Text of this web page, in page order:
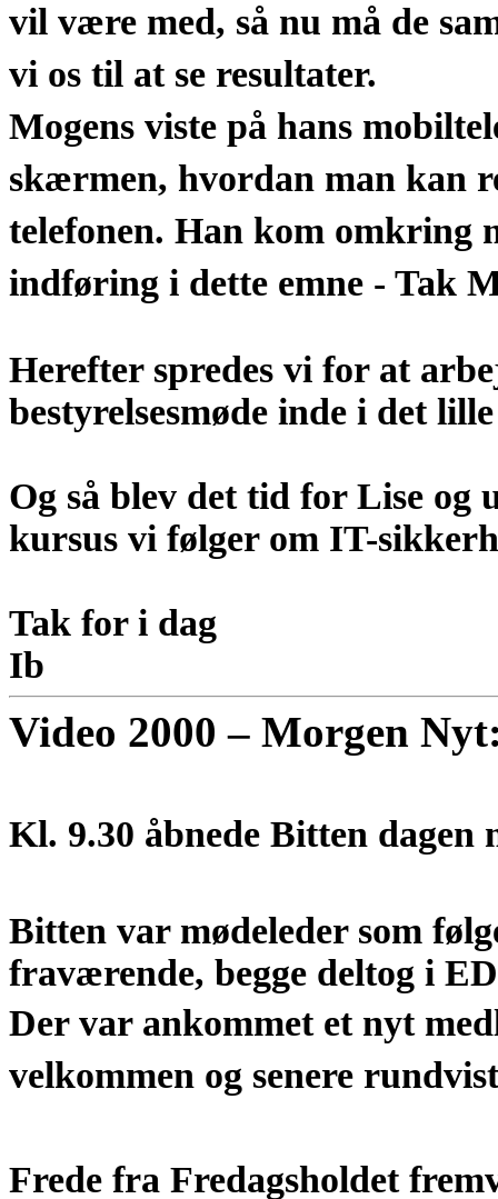
vil være med, så nu må de
vi os til at se resultater.
Mogens viste på hans
skærmen, hvordan man kan
telefonen. Han kom omkring
indføring i dette emne - Tak
Herefter spredes vi for at
bestyrelsesmøde inde i det
Og så blev det tid for Lise og
kursus vi følger om IT-
Tak for i dag
Ib
Video 2000 – Morgen
Kl. 9.30 åbnede Bitten dagen
Bitten var mødeleder som
fraværende, begge deltog i
Der var ankommet et nyt
velkommen og senere
Frede fra Fredagsholdet